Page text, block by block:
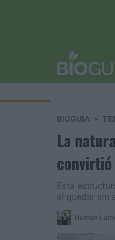
BIOGUÍA
La
Esta
al quedar sin
Hernán